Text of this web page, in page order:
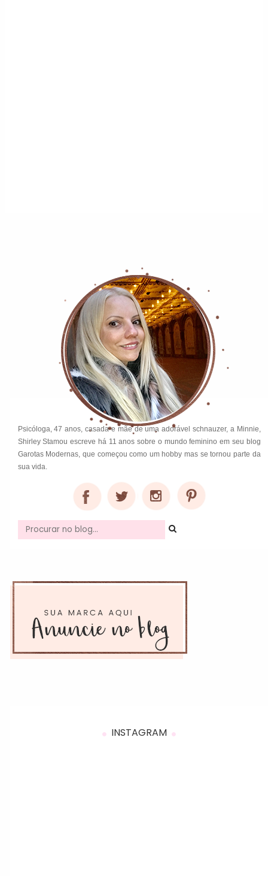
Psicóloga, 47 anos, casada e mãe de uma adorável schnauzer, a Minnie,
Shirley Stamou escreve há 11 anos sobre o mundo feminino em seu blog
Garotas Modernas, que começou como um hobby mas se tornou parte da
sua vida.
INSTAGRAM